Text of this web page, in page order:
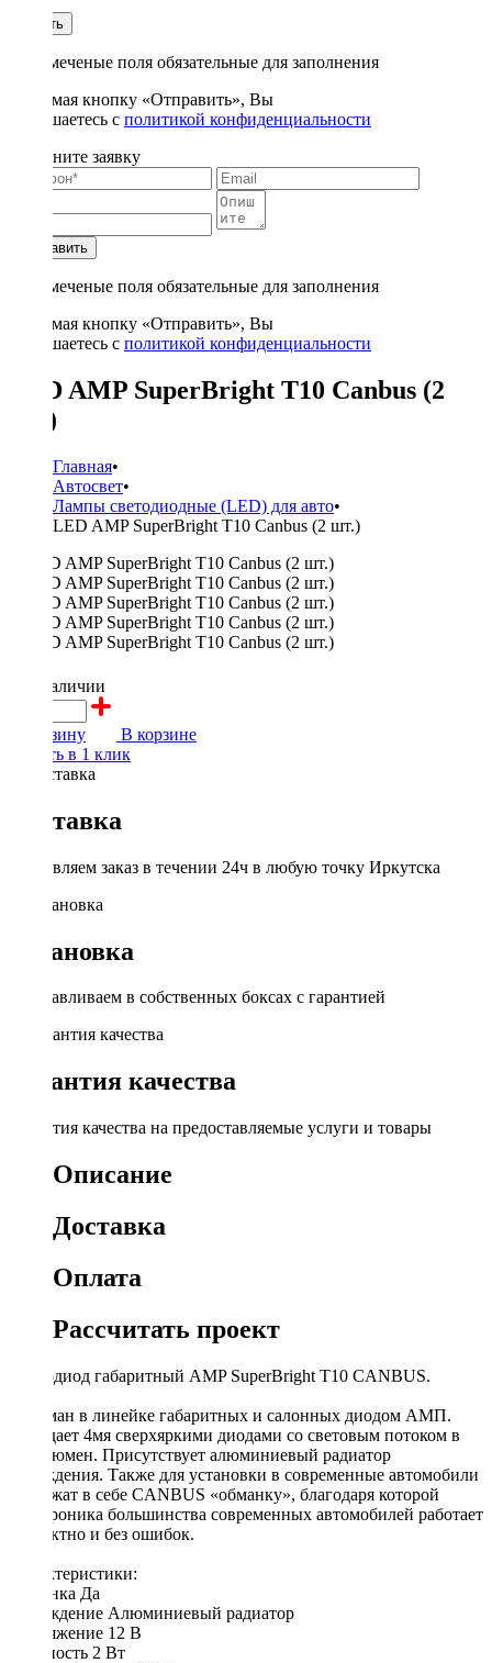
Купить
* - отмеченые поля обязательные для заполнения
Нажимая кнопку «Отправить», Вы
соглашаетесь с политикой конфиденциальности
Заполните заявку
Отправить
* - отмеченые поля обязательные для заполнения
Нажимая кнопку «Отправить», Вы
соглашаетесь с политикой конфиденциальности
LED AMP SuperBright T10 Canbus (2
шт.)
Главная•
Автосвет•
Лампы светодиодные (LED) для авто•
LED AMP SuperBright T10 Canbus (2 шт.)
в наличии
В корзину
В корзине
Купить в 1 клик
Доставка
Доставляем заказ в течении 24ч в любую точку Иркутска
Установка
Устанавливаем в собственных боксах с гарантией
Гарантия качества
Гарантия качества на предоставляемые услуги и товары
Описание
Доставка
Оплата
Рассчитать проект
Светодиод габаритный AMP SuperBright T10 CANBUS.
Флагман в линейке габаритных и салонных диодом АМП.
Обладает 4мя сверхяркими диодами со световым потоком в
200 Люмен. Присутствует алюминиевый радиатор
охлаждения. Также для установки в современные автомобили
содержат в себе CANBUS «обманку», благодаря которой
электроника большинства современных автомобилей работает
корректно и без ошибок.
Характеристики:
Обманка Да
Охлаждение Алюминиевый радиатор
Напряжение 12 В
Мощность 2 Вт